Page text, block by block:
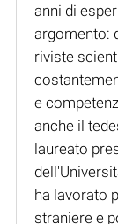
anni di
argomento:
riviste
e
anche il
laureato
ha lavorato
straniere e